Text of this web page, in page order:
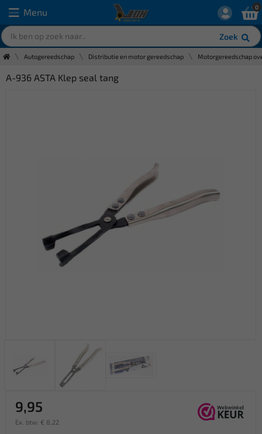
Menu
Zoek
0
Autogereedschap Distributie en motor gereedschap Motorgereedschap
A-936 ASTA Klep seal tang
9,95
Ex. btw: € 8,22